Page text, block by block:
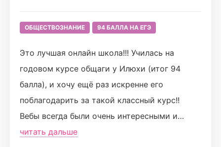
ОБЩЕСТВОЗНАНИЕ 94 БАЛЛА НА ЕГЭ
Это лучшая онлайн школа!!! Училась на
годовом курсе общаги у Илюхи (итог 94
балла), и хочу ещё раз искренне его
поблагодарить за такой классный курс!!
Вебы всегда были очень интересными и
понятными, даже если тема сложная Илья
читать дальше